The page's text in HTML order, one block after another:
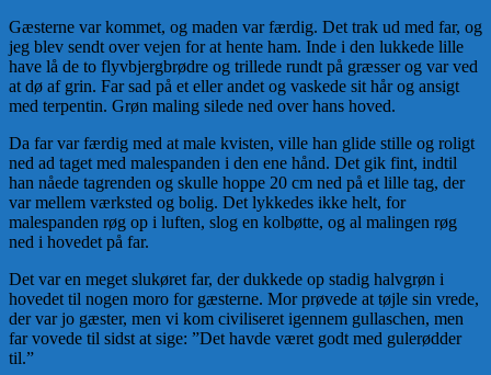
Gæsterne var kommet, og maden var færdig. Det trak ud med far, og
jeg blev sendt over vejen for at hente ham. Inde i den lukkede lille
have lå de to flyvbjergbrødre og trillede rundt på græsser og var ved
at dø af grin. Far sad på et eller andet og vaskede sit hår og ansigt
med terpentin. Grøn maling silede ned over hans hoved.
Da far var færdig med at male kvisten, ville han glide stille og roligt
ned ad taget med malespanden i den ene hånd. Det gik fint, indtil
han nåede tagrenden og skulle hoppe 20 cm ned på et lille tag, der
var mellem værksted og bolig. Det lykkedes ikke helt, for
malespanden røg op i luften, slog en kolbøtte, og al malingen røg
ned i hovedet på far.
Det var en meget slukøret far, der dukkede op stadig halvgrøn i
hovedet til nogen moro for gæsterne. Mor prøvede at tøjle sin vrede,
der var jo gæster, men vi kom civiliseret igennem gullaschen, men
far vovede til sidst at sige: ”Det havde været godt med gulerødder
til.”